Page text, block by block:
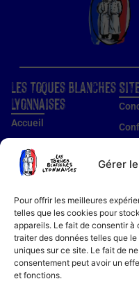
Gérer
Pour offrir les meilleures
telles que les cookies pour
appareils. Le fait de consentir
traiter des données telles que
uniques sur ce site. Le fait de
consentement peut avoir un
et fonctions.
Les Toques Blanches
Lyonnaises
Accueil
Guide établissements
Notre histoire
Bon cadeau
Recettes
Actualités